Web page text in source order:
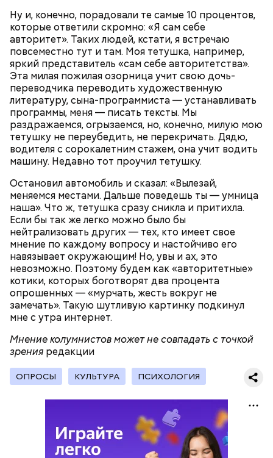
Ну и, конечно, порадовали те самые 10 процентов,
которые ответили скромно: «Я сам себе
авторитет». Таких людей, кстати, я встречаю
повсеместно тут и там. Моя тетушка, например,
яркий представитель «сам себе авторитетства».
Эта милая пожилая озорница учит свою дочь-
переводчика переводить художественную
литературу, сына-программиста — устанавливать
программы, меня — писать тексты. Мы
раздражаемся, огрызаемся, но, конечно, милую мою
тетушку не переубедить, не перекричать. Дядю,
водителя с сорокалетним стажем, она учит водить
машину. Недавно тот проучил тетушку.
Остановил автомобиль и сказал: «Вылезай,
меняемся местами. Дальше поведешь ты — умница
наша». Что ж, тетушка сразу сникла и притихла.
Если бы так же легко можно было бы
нейтрализовать других — тех, кто имеет свое
мнение по каждому вопросу и настойчиво его
навязывает окружающим! Но, увы и ах, это
невозможно. Поэтому будем как «авторитетные»
котики, которых боготворят два процента
опрошенных — «мурчать, жесть вокруг не
замечать». Такую шутливую картинку подкинул
мне с утра интернет.
Мнение колумнистов может не совпадать с точкой
зрения редакции
ОПРОСЫ КУЛЬТУРА ПСИХОЛОГИЯ
Вред дыни
Однако диетолог предупредила: не для всех дыня
может быть полезна. В первую очередь ее стоит
есть с осторожностью людям:
— Наиболее распространенные борщ, щи, котлеты,
салаты, лаваш с творогом и сыром, пироги, омлет,
запеканка. Щавеля там везде используется
немного, поэтому никакого вреда от него не будет.
Чем разнообразнее рацион питания человека, тем
лучше. Потому что это исключает вероятность
возникновения дефицитов микроэлементов, —
заверил специалист.
Вовсю идет и сезон черешни. «Вечерняя Москва»
узнала у врача — эндокринолога-диетолога
Натальи Лазуренко,как правильно есть эту ягодус
пользой для здоровья.